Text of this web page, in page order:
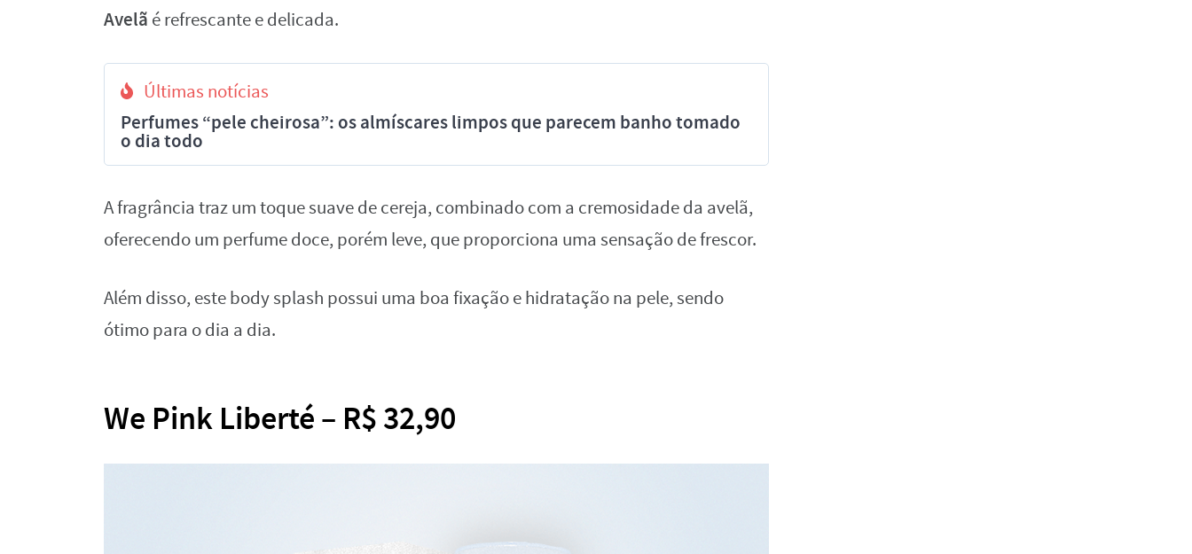
Avelã é refrescante e delicada.
Últimas notícias
Perfumes “pele cheirosa”: os almíscares limpos que parecem banho tomado
o dia todo
A fragrância traz um toque suave de cereja, combinado com a cremosidade da avelã,
oferecendo um perfume doce, porém leve, que proporciona uma sensação de frescor.
Além disso, este body splash possui uma boa fixação e hidratação na pele, sendo
ótimo para o dia a dia.
We Pink Liberté – R$ 32,90